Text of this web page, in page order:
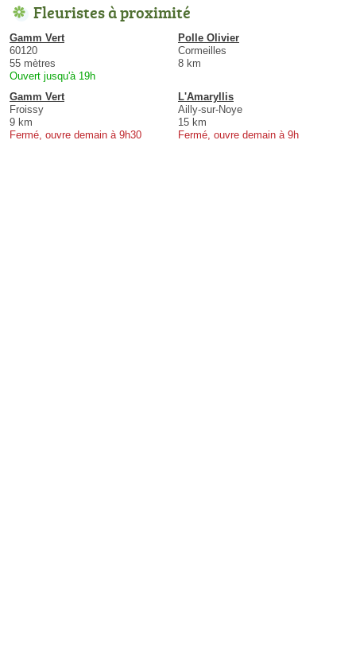
Fleuristes à proximité
Gamm Vert
60120
55 mètres
Ouvert jusqu'à 19h
Polle Olivier
Cormeilles
8 km
Gamm Vert
Froissy
9 km
Fermé, ouvre demain à 9h30
L'Amaryllis
Ailly-sur-Noye
15 km
Fermé, ouvre demain à 9h